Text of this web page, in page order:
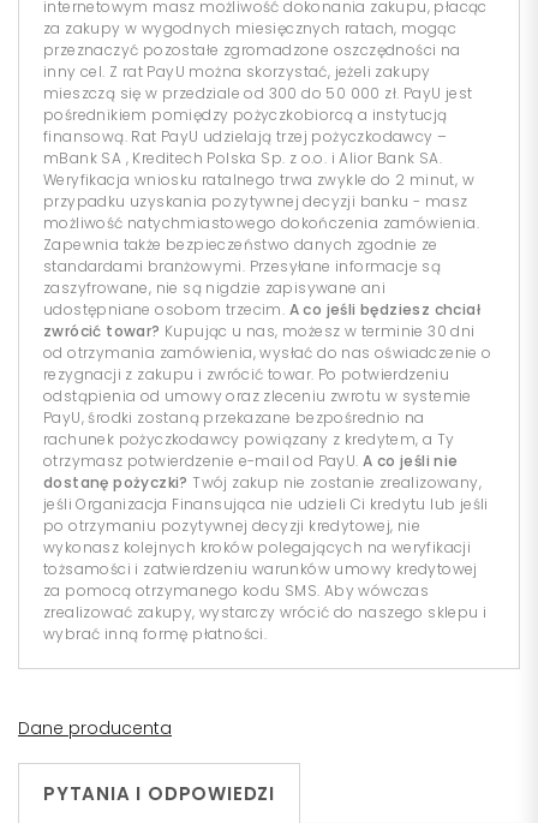
internetowym masz możliwość dokonania zakupu, płacąc
za zakupy w wygodnych miesięcznych ratach, mogąc
przeznaczyć pozostałe zgromadzone oszczędności na
inny cel. Z rat PayU można skorzystać, jeżeli zakupy
mieszczą się w przedziale od 300 do 50 000 zł. PayU jest
pośrednikiem pomiędzy pożyczkobiorcą a instytucją
finansową. Rat PayU udzielają trzej pożyczkodawcy –
mBank SA , Kreditech Polska Sp. z o.o. i Alior Bank SA.
Weryfikacja wniosku ratalnego trwa zwykle do 2 minut, w
przypadku uzyskania pozytywnej decyzji banku - masz
możliwość natychmiastowego dokończenia zamówienia.
Zapewnia także bezpieczeństwo danych zgodnie ze
standardami branżowymi. Przesyłane informacje są
zaszyfrowane, nie są nigdzie zapisywane ani
udostępniane osobom trzecim. A co jeśli będziesz chciał
zwrócić towar? Kupując u nas, możesz w terminie 30 dni
od otrzymania zamówienia, wysłać do nas oświadczenie o
rezygnacji z zakupu i zwrócić towar. Po potwierdzeniu
odstąpienia od umowy oraz zleceniu zwrotu w systemie
PayU, środki zostaną przekazane bezpośrednio na
rachunek pożyczkodawcy powiązany z kredytem, a Ty
otrzymasz potwierdzenie e-mail od PayU. A co jeśli nie
dostanę pożyczki? Twój zakup nie zostanie zrealizowany,
jeśli Organizacja Finansująca nie udzieli Ci kredytu lub jeśli
po otrzymaniu pozytywnej decyzji kredytowej, nie
wykonasz kolejnych kroków polegających na weryfikacji
tożsamości i zatwierdzeniu warunków umowy kredytowej
za pomocą otrzymanego kodu SMS. Aby wówczas
zrealizować zakupy, wystarczy wrócić do naszego sklepu i
wybrać inną formę płatności.
Dane producenta
PYTANIA I ODPOWIEDZI